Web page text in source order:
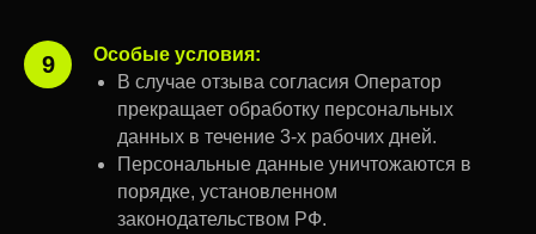
9
Особые условия:
В случае отзыва согласия Оператор
прекращает обработку персональных
данных в течение 3-х рабочих дней.
Персональные данные уничтожаются в
порядке, установленном
законодательством РФ.